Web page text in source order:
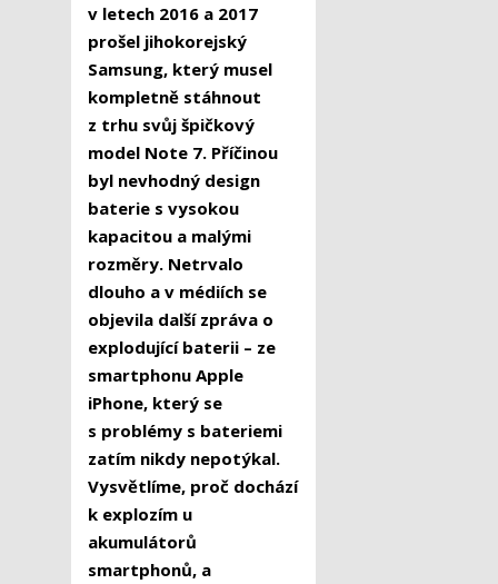
v letech 2016 a 2017
prošel jihokorejský
Samsung, který musel
kompletně stáhnout
z trhu svůj špičkový
model Note 7. Příčinou
byl nevhodný design
baterie s vysokou
kapacitou a malými
rozměry. Netrvalo
dlouho a v médiích se
objevila další zpráva o
explodující baterii – ze
smartphonu Apple
iPhone, který se
s problémy s bateriemi
zatím nikdy nepotýkal.
Vysvětlíme, proč dochází
k explozím u
akumulátorů
smartphonů, a